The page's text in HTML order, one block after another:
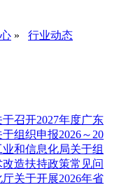
» 行业动态
召开2027年度广东
组织申报2026～20
和信息化局关于组
造扶持政策常见问
关于开展2026年省